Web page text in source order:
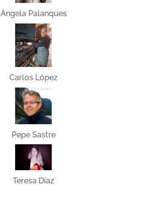
Ángela Palanques
Carlos López
Pepe Sastre
Teresa Díaz